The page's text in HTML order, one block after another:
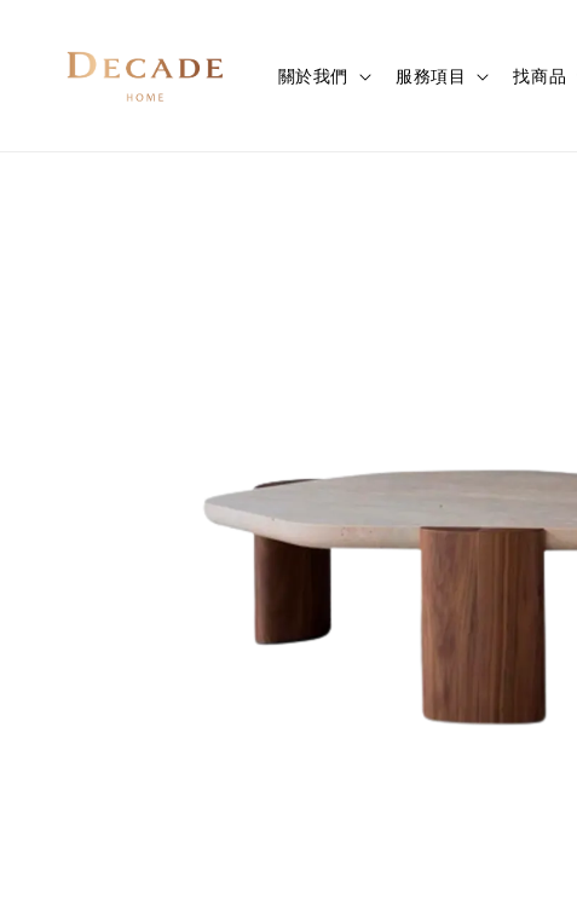
關於我們 服務項目 找商品